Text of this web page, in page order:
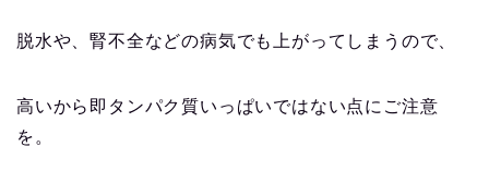
脱水や、腎不全などの病気でも上がってしまうので、
高いから即タンパク質いっぱいではない点にご注意
を。